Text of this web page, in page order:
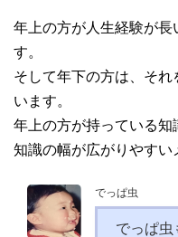
年上の方が人生経験が長
す。
そして年下の方は、そ
います。
年上の方が持っている知
知識の幅が広がりやすい
でっぱ虫
でっぱ虫